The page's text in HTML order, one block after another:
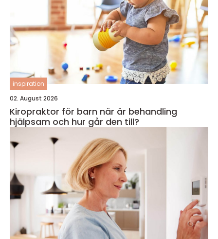
inspiration
02. August 2026
Kiropraktor för barn när är behandling
hjälpsam och hur går den till?